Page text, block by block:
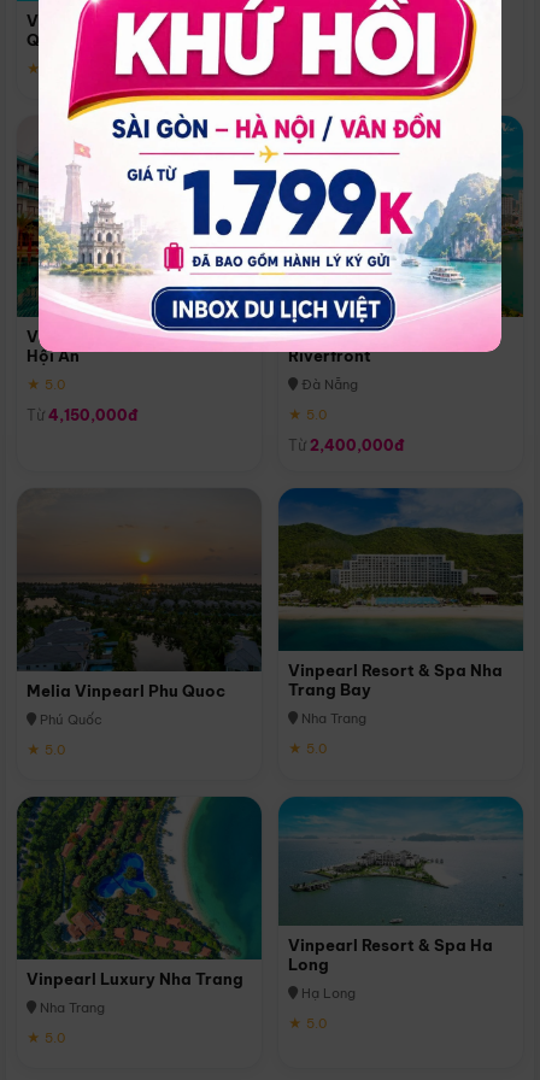
Vinpearl Resort & Spa Phu
Quoc
★ 5.0
Quoc
Phú Quốc
★ 5.0
Vinpearl Resort & Golf Nam
Hội An
★ 5.0
Từ 4,150,000đ
Melia Vinpearl Danang
Riverfront
Đà Nẵng
★ 5.0
Từ 2,400,000đ
Melia Vinpearl Phu Quoc
Phú Quốc
★ 5.0
Vinpearl Resort & Spa Nha
Trang Bay
Nha Trang
★ 5.0
Vinpearl Luxury Nha Trang
Nha Trang
★ 5.0
Vinpearl Resort & Spa Ha
Long
Hạ Long
★ 5.0